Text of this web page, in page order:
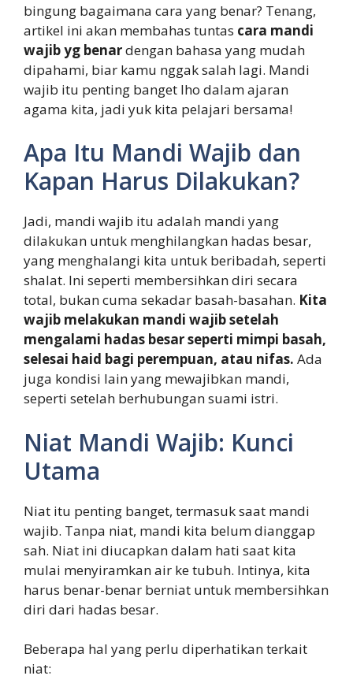
bingung bagaimana cara yang benar? Tenang,
artikel ini akan membahas tuntas cara mandi
wajib yg benardengan bahasa yang mudah
dipahami, biar kamu nggak salah lagi. Mandi
wajib itu penting banget lho dalam ajaran
agama kita, jadi yuk kita pelajari bersama!
Apa Itu Mandi Wajib dan
Kapan Harus Dilakukan?
Jadi, mandi wajib itu adalah mandi yang
dilakukan untuk menghilangkan hadas besar,
yang menghalangi kita untuk beribadah, seperti
shalat. Ini seperti membersihkan diri secara
total, bukan cuma sekadar basah-basahan. Kita
wajib melakukan mandi wajib setelah
mengalami hadas besar seperti mimpi basah,
selesai haid bagi perempuan, atau nifas. Ada
juga kondisi lain yang mewajibkan mandi,
seperti setelah berhubungan suami istri.
Niat Mandi Wajib: Kunci
Utama
Niat itu penting banget, termasuk saat mandi
wajib. Tanpa niat, mandi kita belum dianggap
sah. Niat ini diucapkan dalam hati saat kita
mulai menyiramkan air ke tubuh. Intinya, kita
harus benar-benar berniat untuk membersihkan
diri dari hadas besar.
Beberapa hal yang perlu diperhatikan terkait
niat: